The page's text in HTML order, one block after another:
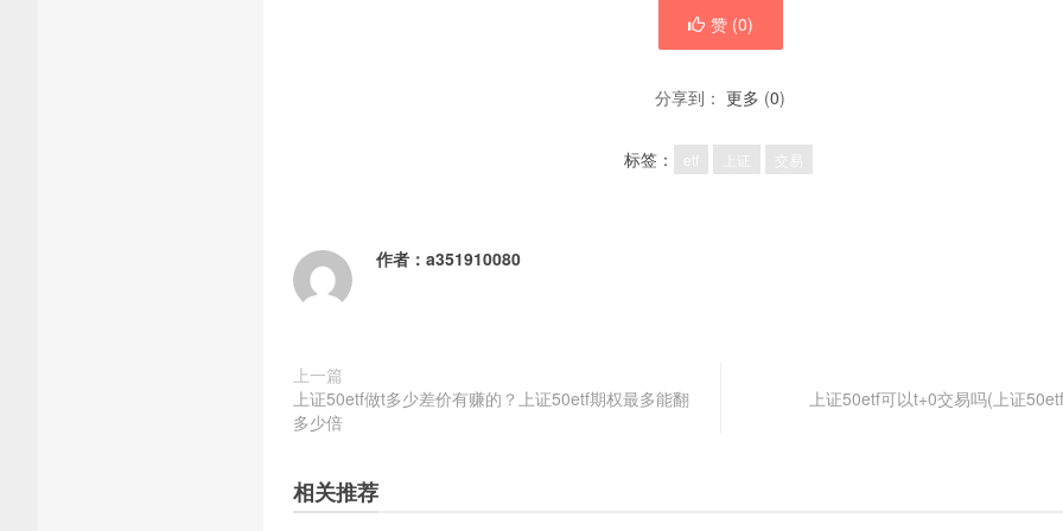
赞 (0)
分享到： 更多 (0)
标签： etf
作者： a351910080
上一篇
上证50etf做t多少差价有赚的？上证50etf期权最多能翻
多少倍
上证50etf可以t+0交易吗(上证
相关推荐